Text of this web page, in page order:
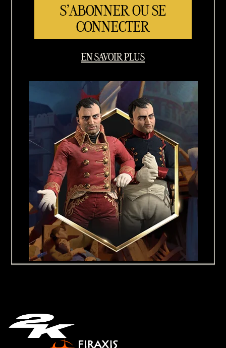
S'ABONNER OU SE
CONNECTER
EN SAVOIR PLUS